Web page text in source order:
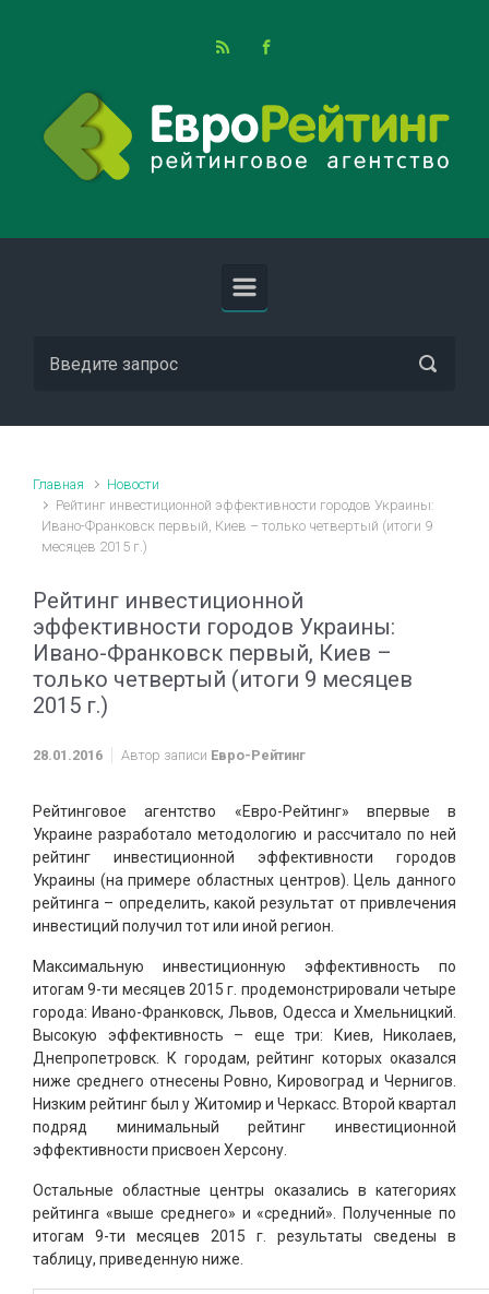
Главная
Новости
Рейтинг инвестиционной эффективности городов Украины:
Ивано-Франковск первый, Киев – только четвертый (итоги 9
месяцев 2015 г.)
Рейтинг инвестиционной
эффективности городов Украины:
Ивано-Франковск первый, Киев –
только четвертый (итоги 9 месяцев
2015 г.)
28.01.2016 Автор записи Евро-Рейтинг
Рейтинговое агентство «Евро-Рейтинг» впервые в
Украине разработало методологию и рассчитало по ней
рейтинг инвестиционной эффективности городов
Украины (на примере областных центров). Цель данного
рейтинга – определить, какой результат от привлечения
инвестиций получил тот или иной регион.
Максимальную инвестиционную эффективность по
итогам 9-ти месяцев 2015 г. продемонстрировали четыре
города: Ивано-Франковск, Львов, Одесса и Хмельницкий.
Высокую эффективность – еще три: Киев, Николаев,
Днепропетровск. К городам, рейтинг которых оказался
ниже среднего отнесены Ровно, Кировоград и Чернигов.
Низким рейтинг был у Житомир и Черкасс. Второй квартал
подряд минимальный рейтинг инвестиционной
эффективности присвоен Херсону.
Остальные областные центры оказались в категориях
рейтинга «выше среднего» и «средний». Полученные по
итогам 9-ти месяцев 2015 г. результаты сведены в
таблицу, приведенную ниже.